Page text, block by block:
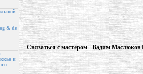
& de
и
Связаться с мастером - Вадим Маслюков